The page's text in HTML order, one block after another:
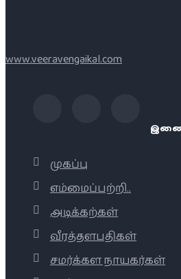
www.veeravengaikal.com
முகப்பு
எம்மைப்பற்றி..
அடிக்கற்கள்
வீரத்தளபதிகள்
சமர்க்கள நாயகர்கள்